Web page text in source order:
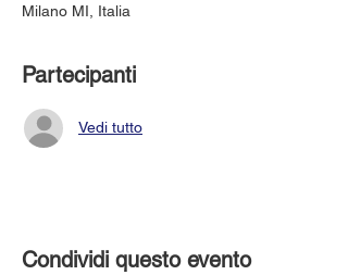
Milano MI, Italia
Partecipanti
Vedi tutto
Condividi questo evento